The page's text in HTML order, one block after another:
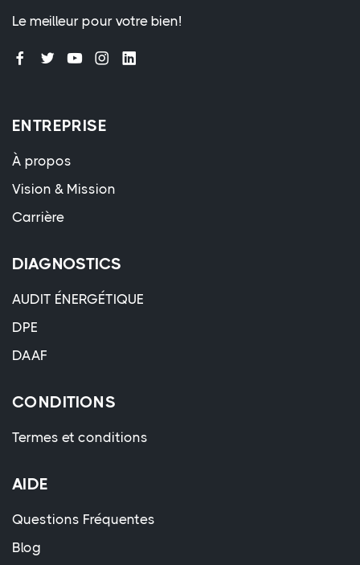
Le meilleur pour votre bien!
ENTREPRISE
À propos
Vision & Mission
Carrière
DIAGNOSTICS
AUDIT ÉNERGÉTIQUE
DPE
DAAF
CONDITIONS
Termes et conditions
AIDE
Questions Fréquentes
Blog